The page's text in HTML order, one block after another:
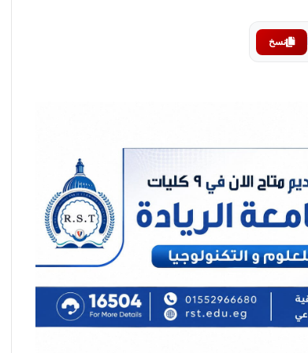
نسخ
Revel Hospitality and Gourmonde Join Hands
to Present “The Chef’s Table” Series at
Hilton Cairo Heliopolis
الشيف» الحصرية بفندق هيلتون القاهرة
هليوبوليس